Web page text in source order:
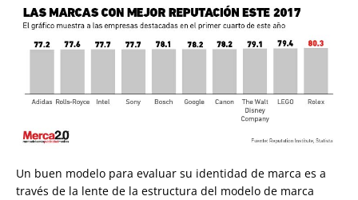
Un buen modelo para evaluar su identidad de marca es a
través de la lente de la estructura del modelo de marca